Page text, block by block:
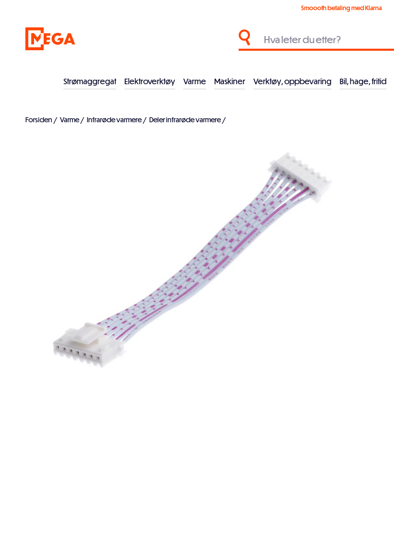
Smoooth betaling med Klarna
Strømaggregat Elektroverktøy Varme Maskiner Verktøy, oppbevaring Bil, hage, fritid
Forsiden / Varme / Infrarøde varmere / Deler infrarøde varmere /